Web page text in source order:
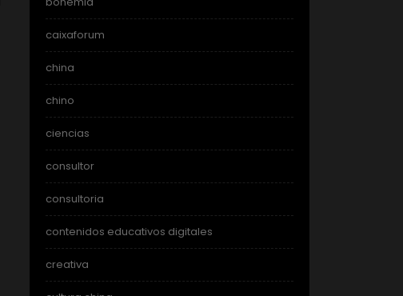
caixaforum
china
chino
ciencias
consultor
consultoria
contenidos educativos digitales
creativa